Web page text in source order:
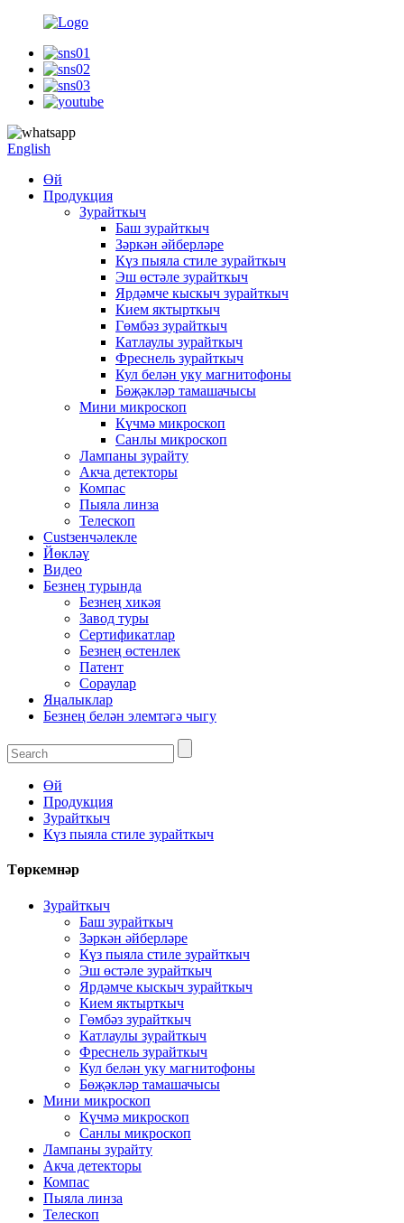
English
Өй
Продукция
Зурайткыч
Баш зурайткыч
Зәркән әйберләре
Күз пыяла стиле зурайткыч
Эш өстәле зурайткыч
Ярдәмче кыскыч зурайткыч
Кием яктырткыч
Гөмбәз зурайткыч
Катлаулы зурайткыч
Фреснель зурайткыч
Кул белән уку магнитофоны
Бөҗәкләр тамашачысы
Мини микроскоп
Күчмә микроскоп
Санлы микроскоп
Лампаны зурайту
Акча детекторы
Компас
Пыяла линза
Телескоп
Custзенчәлекле
Йөкләү
Видео
Безнең турында
Безнең хикәя
Завод туры
Сертификатлар
Безнең өстенлек
Патент
Сораулар
Яңалыклар
Безнең белән элемтәгә чыгу
Өй
Продукция
Зурайткыч
Күз пыяла стиле зурайткыч
Төркемнәр
Зурайткыч
Баш зурайткыч
Зәркән әйберләре
Күз пыяла стиле зурайткыч
Эш өстәле зурайткыч
Ярдәмче кыскыч зурайткыч
Кием яктырткыч
Гөмбәз зурайткыч
Катлаулы зурайткыч
Фреснель зурайткыч
Кул белән уку магнитофоны
Бөҗәкләр тамашачысы
Мини микроскоп
Күчмә микроскоп
Санлы микроскоп
Лампаны зурайту
Акча детекторы
Компас
Пыяла линза
Телескоп